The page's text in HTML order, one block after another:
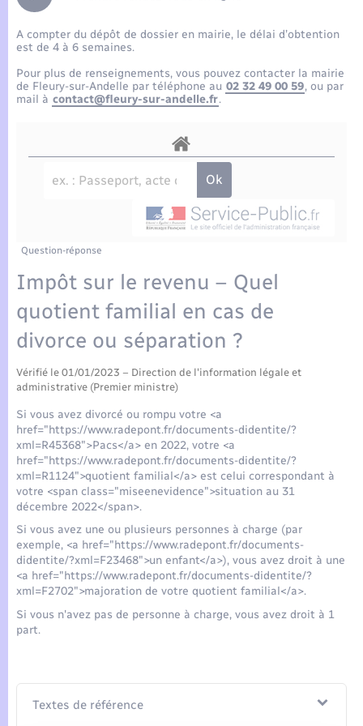
Compétences
Plan interactif
Publications
La Communauté de communes
Etat-civil - Papiers - Citoyenneté
Mariage – PACS
Parrainage civil
Logement - Urbanisme
Nouvel habitant
Organisation d’événement
Sécurité - Prévention
Seniors
Transports
Transports scolaires
Voirie et espace public
Travaux - Autorisation d’occupation de l’espace
public
A compter du dépôt de dossier en mairie, le délai d’obtention
est de 4 à 6 semaines.
Pour plus de renseignements, vous pouvez contacter la mairie
de Fleury-sur-Andelle par téléphone au 02 32 49 00 59, ou par
mail à contact@fleury-sur-andelle.fr.
Question-réponse
Impôt sur le revenu – Quel
quotient familial en cas de
divorce ou séparation ?
Vérifié le 01/01/2023 – Direction de l'information légale et
administrative (Premier ministre)
Si vous avez divorcé ou rompu votre <a
href="https://www.radepont.fr/documents-didentite/?
xml=R45368">Pacs</a> en 2022, votre <a
href="https://www.radepont.fr/documents-didentite/?
xml=R1124">quotient familial</a> est celui correspondant à
votre <span class="miseenevidence">situation au 31
décembre 2022</span>.
Si vous avez une ou plusieurs personnes à charge (par
exemple, <a href="https://www.radepont.fr/documents-
didentite/?xml=F23468">un enfant</a>), vous avez droit à une
<a href="https://www.radepont.fr/documents-didentite/?
xml=F2702">majoration de votre quotient familial</a>.
Si vous n'avez pas de personne à charge, vous avez droit à 1
part.
Textes de référence